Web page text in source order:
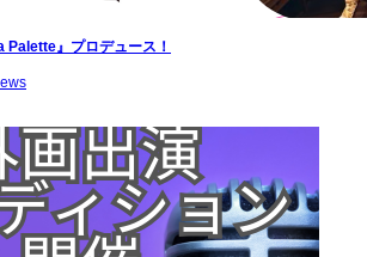
Palette』プロデュース！